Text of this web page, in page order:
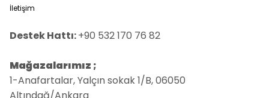
İletişim
Destek Hattı:+90 532 170 76 82
Mağazalarımız ;
1-Anafartalar, Yalçın sokak 1/B, 06050